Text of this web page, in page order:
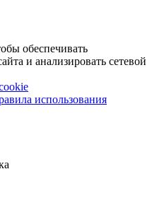
обеспечивать
и анализировать сетевой
использования